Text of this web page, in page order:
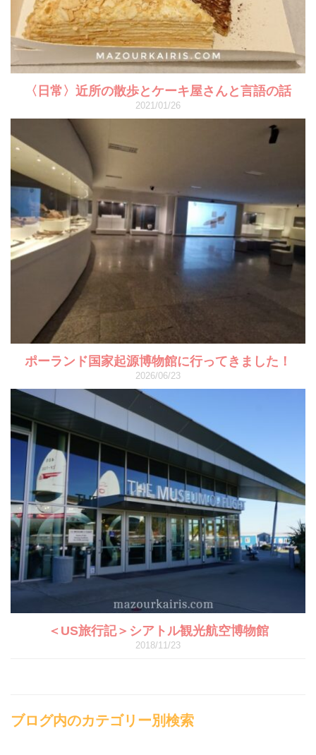
〈日常〉近所の散歩とケーキ屋さんと言語の話
2021/01/26
ポーランド国家起源博物館に行ってきました！
2026/06/23
＜US旅行記＞シアトル観光航空博物館
2018/11/23
ブログ内のカテゴリー別検索